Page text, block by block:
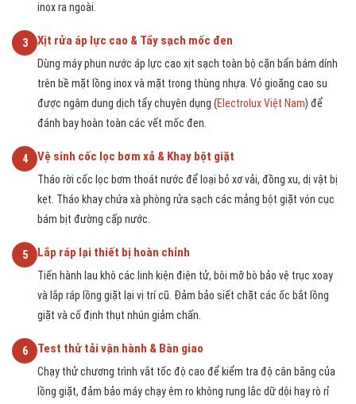
inox ra ngoài.
3 Xịt rửa áp lực cao & Tẩy sạch mốc đen
Dùng máy phun nước áp lực cao xịt sạch toàn bộ cặn bẩn bám dính
trên bề mặt lồng inox và mặt trong thùng nhựa. Vỏ gioăng cao su
được ngâm dung dịch tẩy chuyên dụng (Electrolux Việt Nam) để
đánh bay hoàn toàn các vết mốc đen.
4 Vệ sinh cốc lọc bơm xả & Khay bột giặt
Tháo rời cốc lọc bơm thoát nước để loại bỏ xơ vải, đồng xu, dị vật bị
kẹt. Tháo khay chứa xà phòng rửa sạch các mảng bột giặt vón cục
bám bịt đường cấp nước.
5 Lắp ráp lại thiết bị hoàn chỉnh
Tiến hành lau khô các linh kiện điện tử, bôi mỡ bò bảo vệ trục xoay
và lắp ráp lồng giặt lại vị trí cũ. Đảm bảo siết chặt các ốc bắt lồng
giặt và cố định thụt nhún giảm chấn.
6 Test thử tải vận hành & Bàn giao
Chạy thử chương trình vắt tốc độ cao để kiểm tra độ cân bằng của
lồng giặt, đảm bảo máy chạy êm ro không rung lắc dữ dội hay rò rỉ